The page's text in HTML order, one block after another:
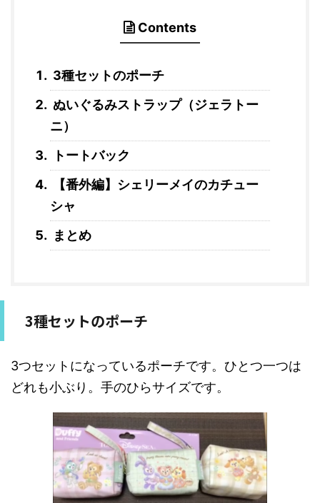
Contents
3種セットのポーチ
ぬいぐるみストラップ（ジェラトー
ニ）
トートバック
【番外編】シェリーメイのカチュー
シャ
まとめ
3種セットのポーチ
3つセットになっているポーチです。ひとつ一つは
どれも小ぶり。手のひらサイズです。